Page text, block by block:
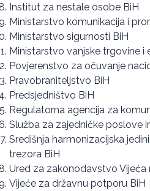
Institut za nestale osobe BiH
Ministarstvo komunikacija i
Ministarstvo sigurnosti BiH
Ministarstvo vanjske trgovine i
Povjerenstvo za očuvanje
Pravobraniteljstvo BiH
Predsjedništvo BiH
Regulatorna agencija za
Služba za zajedničke poslove
Središnja harmonizacijska
trezora BiH
Ured za zakonodavstvo Vijeća
Vijeće za državnu potporu BiH